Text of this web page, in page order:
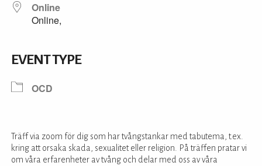
Online
Online,
EVENT TYPE
OCD
Träff via zoom för dig som har tvångstankar med tabutema, t.ex.
kring att orsaka skada, sexualitet eller religion. På träffen pratar vi
om våra erfarenheter av tvång och delar med oss av våra